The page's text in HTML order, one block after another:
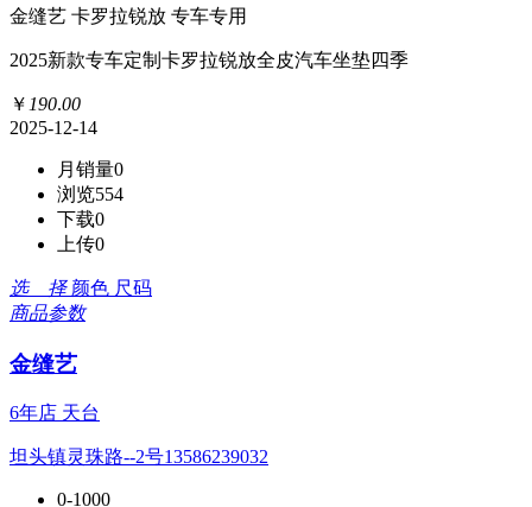
金缝艺 卡罗拉锐放 专车专用
2025新款专车定制卡罗拉锐放全皮汽车坐垫四季
￥ 190.00
2025-12-14
月销量0
浏览554
下载0
上传0
选 择 颜色 尺码
商品参数
金缝艺
6年店 天台
坦头镇灵珠路--2号13586239032
0-1000